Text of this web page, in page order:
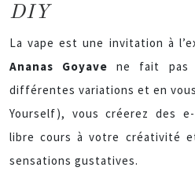
DIY
La vape est une invitation à
Ananas Goyavene fait pas
différentes variations et en
Yourself), vous créerez des
libre cours à votre créativité
sensations gustatives.